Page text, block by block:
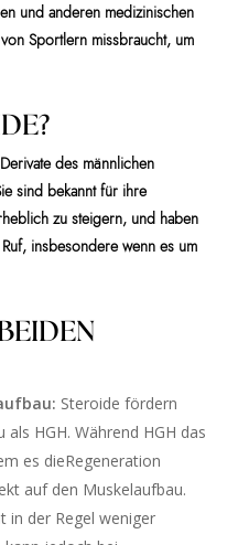
und anderen medizinischen
Sportlern missbraucht, um
des männlichen
sind bekannt für ihre
zu steigern, und haben
insbesondere wenn es um
Steroide fördern
HGH. Während HGH das
es dieRegeneration
auf den Muskelaufbau.
in der Regel weniger